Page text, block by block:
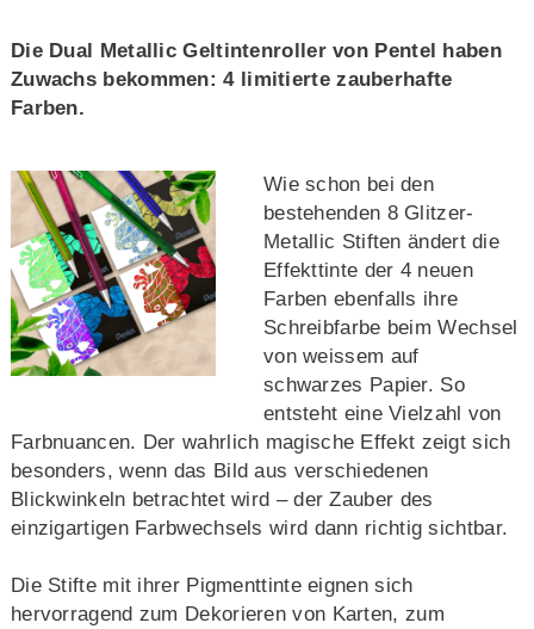
Die Dual Metallic Geltintenroller von Pentel haben
Zuwachs bekommen: 4 limitierte zauberhafte
Farben.
Wie schon bei den
bestehenden 8 Glitzer-
Metallic Stiften ändert die
Effekttinte der 4 neuen
Farben ebenfalls ihre
Schreibfarbe beim Wechsel
von weissem auf
schwarzes Papier. So
entsteht eine Vielzahl von
Farbnuancen. Der wahrlich magische Effekt zeigt sich
besonders, wenn das Bild aus verschiedenen
Blickwinkeln betrachtet wird – der Zauber des
einzigartigen Farbwechsels wird dann richtig sichtbar.
Die Stifte mit ihrer Pigmenttinte eignen sich
hervorragend zum Dekorieren von Karten, zum